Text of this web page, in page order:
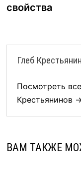
свойства
Глеб
Посмотреть
Крестьянинов
ВАМ ТАКЖЕ